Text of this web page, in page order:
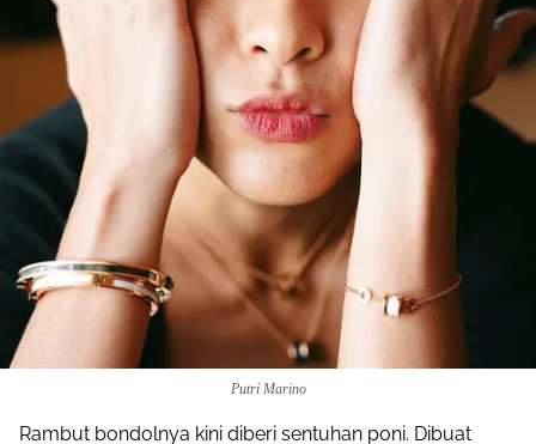
Putri Marino
Rambut bondolnya kini diberi sentuhan poni. Dibuat